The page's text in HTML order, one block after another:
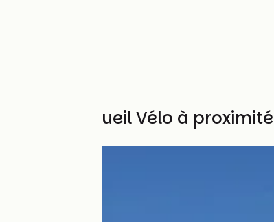
Autres Accueil Vélo à proximité